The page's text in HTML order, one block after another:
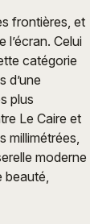
frontières, et
l’écran. Celui
catégorie
d’une
plus
Le Caire et
millimétrées,
moderne
beauté,